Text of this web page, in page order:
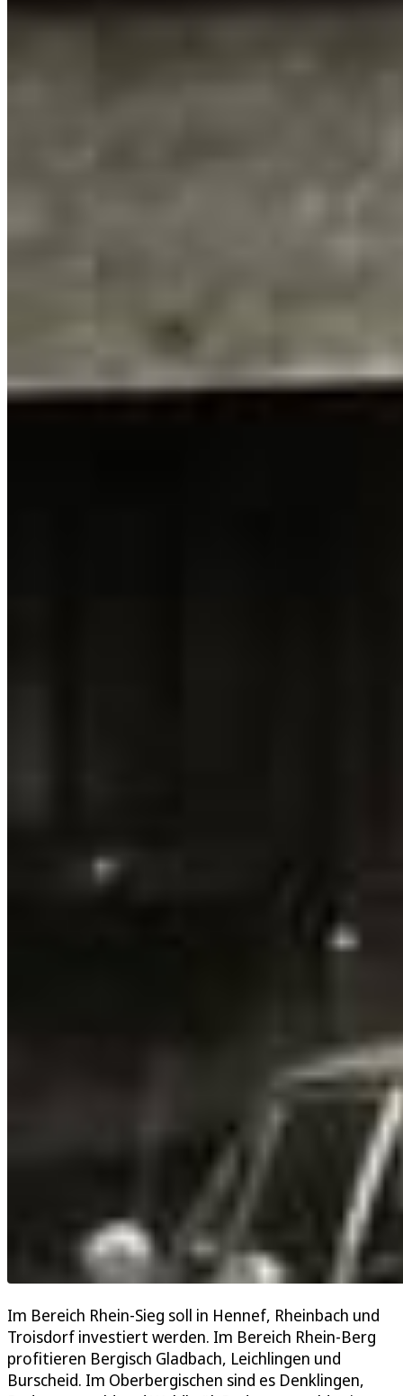
Im Bereich Rhein-Sieg soll in Hennef, Rheinbach und
Troisdorf investiert werden. Im Bereich Rhein-Berg
profitieren Bergisch Gladbach, Leichlingen und
Burscheid. Im Oberbergischen sind es Denklingen,